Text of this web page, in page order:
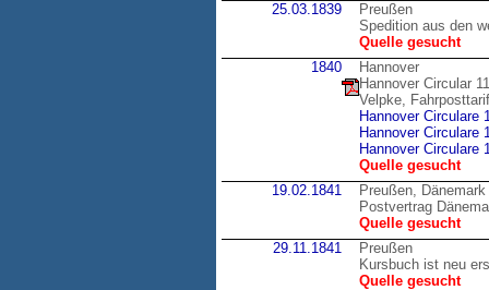
25.03.1839
Preußen
Spedition aus den
Quelle gesucht
1840
Hannover
Hannover Circular
Velpke,
Hannover Circulare
Hannover Circulare
Hannover Circulare
Quelle gesucht
19.02.1841
Preußen, Dänemark
Postvertrag
Quelle gesucht
29.11.1841
Preußen
Kursbuch ist neu
Quelle gesucht